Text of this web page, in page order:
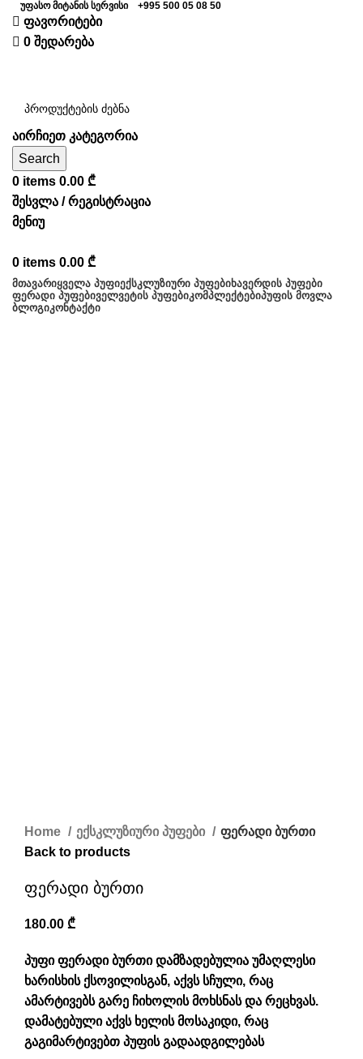
უფასო მიტანის სერვისი +995 500 05 08 50
ფავორიტები
0 შედარება
აირჩიეთ კატეგორია
Search
0 items 0.00 ₾
შესვლა / რეგისტრაცია
მენიუ
0 items 0.00 ₾
ᲛᲗᲐᲕᲐᲠᲘᲧᲕᲔᲚᲐ ᲞᲣᲤᲘᲔᲥᲡᲙᲚᲣᲖᲘᲣᲠᲘ ᲞᲣᲤᲔᲑᲘᲮᲐᲕᲔᲠᲓᲘᲡ ᲞᲣᲤᲔᲑᲘ
ᲤᲔᲠᲐᲓᲘ ᲞᲣᲤᲔᲑᲘᲕᲔᲚᲕᲔᲢᲘᲡ ᲞᲣᲤᲔᲑᲘᲙᲝᲛᲞᲚᲔᲥᲢᲔᲑᲘᲞᲣᲤᲘᲡ ᲛᲝᲕᲚᲐ
ᲑᲚᲝᲒᲘᲙᲝᲜᲢᲐᲥᲢᲘ
Home ექსკლუზიური პუფები
ფერადი ბურთი
Back to products
ფერადი ბურთი
180.00 ₾
პუფი ფერადი ბურთი დამზადებულია უმაღლესი
ხარისხის ქსოვილისგან, აქვს სჩული, რაც
ამარტივებს გარე ჩიხოლის მოხსნას და რეცხვას.
დამატებული აქვს ხელის მოსაკიდი, რაც
გაგიმარტივებთ პუფის გადაადგილებას